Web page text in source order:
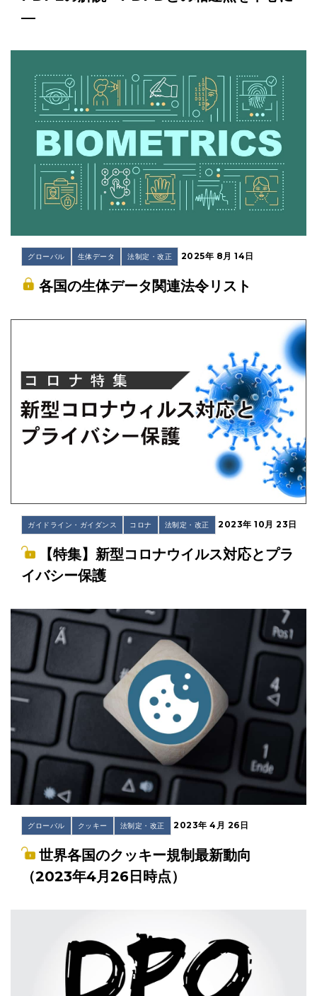
―
グローバル 生体データ 法制定・改正 2025年 8月 14日
各国の生体データ関連法令リスト
ガイドライン・ガイダンス コロナ 法制定・改正 2023年 10月 23日
【特集】新型コロナウイルス対応とプラ
イバシー保護
グローバル クッキー 法制定・改正 2023年 4月 26日
世界各国のクッキー規制最新動向
（2023年4月26日時点）